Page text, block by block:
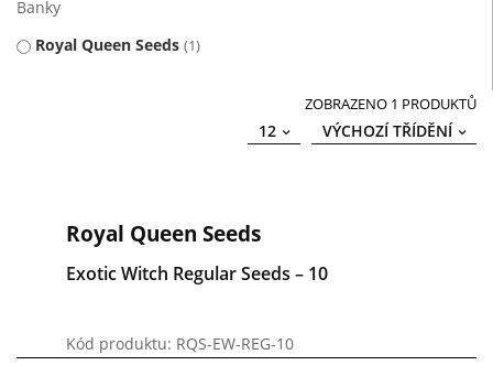
Banky
Royal Queen Seeds 1
ZOBRAZENO 1 PRODUKTŮ
VÝCHOZÍ TŘÍDĚNÍ
12
Royal Queen Seeds
Exotic Witch Regular Seeds – 10
Kód produktu: RQS-EW-REG-10